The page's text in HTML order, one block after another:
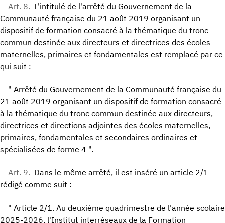
Art. 8. L'intitulé de l'arrêté du Gouvernement de la
Communauté française du 21 août 2019 organisant un
dispositif de formation consacré à la thématique du tronc
commun destinée aux directeurs et directrices des écoles
maternelles, primaires et fondamentales est remplacé par ce
qui suit :
" Arrêté du Gouvernement de la Communauté française du
21 août 2019 organisant un dispositif de formation consacré
à la thématique du tronc commun destinée aux directeurs,
directrices et directions adjointes des écoles maternelles,
primaires, fondamentales et secondaires ordinaires et
spécialisées de forme 4 ".
Art. 9. Dans le même arrêté, il est inséré un article 2/1
rédigé comme suit :
" Article 2/1. Au deuxième quadrimestre de l'année scolaire
2025-2026, l'Institut interréseaux de la Formation